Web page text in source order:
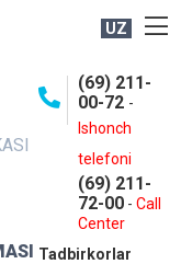
UZ
(69) 211-
00-72 -
Ishonch
telefoni
(69) 211-
72-00 - Call
Center
Tadbirkorlar